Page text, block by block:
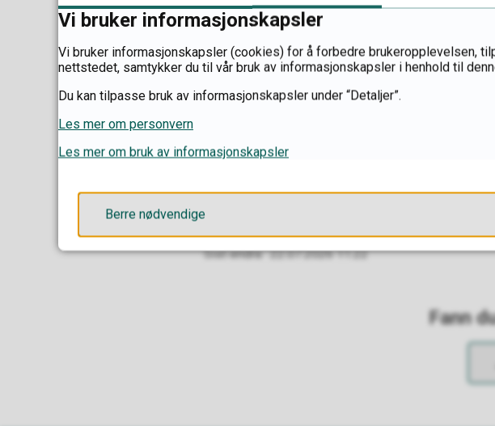
Sist endra 22.07.2026 11.22
Fann
Vi bruker informasjonskapsler
Vi bruker informasjonskapsler (cookies) for å forbedre brukeropplevelsen,
nettstedet, samtykker du til vår bruk av informasjonskapsler i henhold til
Du kan tilpasse bruk av informasjonskapsler under “Detaljer”.
Les mer om personvern
Les mer om bruk av informasjonskapsler
Berre nødvendige